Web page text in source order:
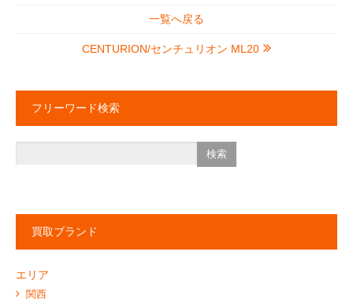
一覧へ戻る
CENTURION/センチュリオン ML20
フリーワード検索
買取ブランド
エリア
関西